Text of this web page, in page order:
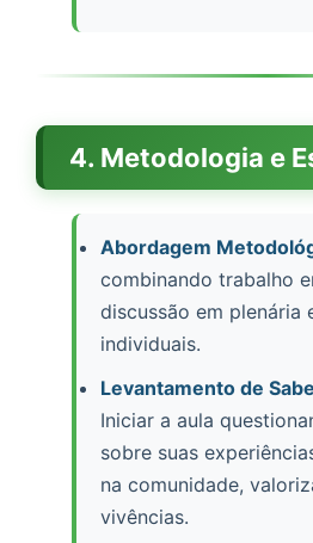
4. Metodologia e
Abordagem
combinando trabalho
discussão em plenária
individuais.
Levantamento de
Iniciar a aula
sobre suas
na comunidade,
vivências.